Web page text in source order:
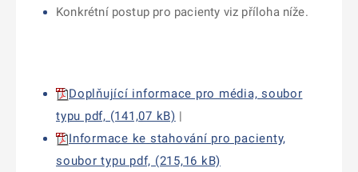
Konkrétní postup pro pacienty viz příloha níže.
Doplňující informace pro média, soubor
typu pdf, (141,07 kB) |
Informace ke stahování pro pacienty,
soubor typu pdf, (215,16 kB)